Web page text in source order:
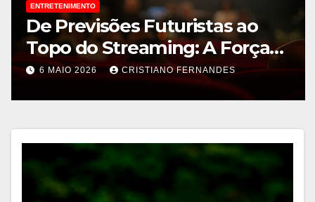
ENTRETENIMENTO
De Previsões Futuristas ao
Topo do Streaming: A Força
Inesgotável da Animação
6 MAIO 2026 CRISTIANO FERNANDES